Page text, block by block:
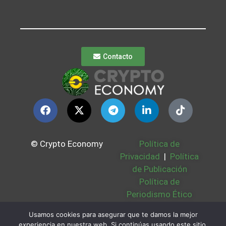
Contacto
© Crypto Economy
Política de
Privacidad | Política
de Publicación
Política de
Periodismo Ético
Bases Legales |
Usamos cookies para asegurar que te damos la mejor